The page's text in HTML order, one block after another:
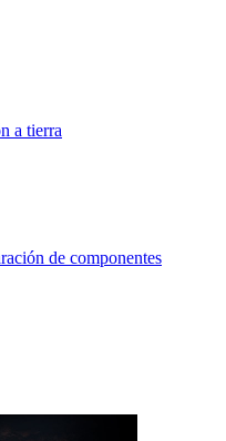
a tierra
de componentes